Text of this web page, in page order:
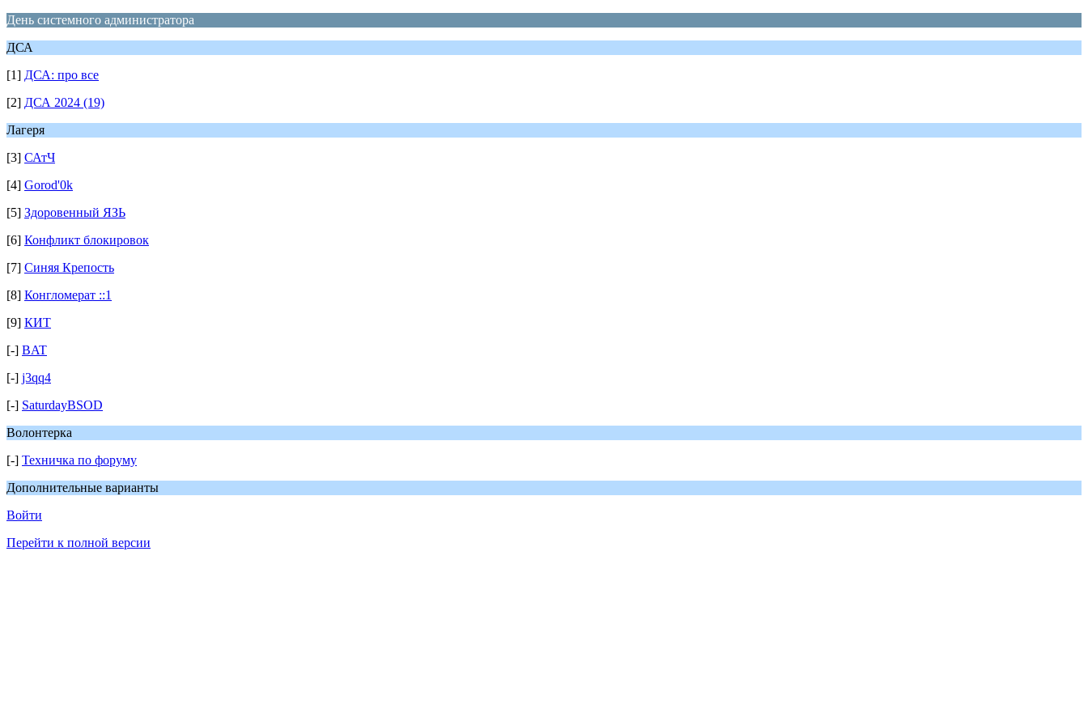
День системного администратора
ДСА
[1] ДСА: про все
[2] ДСА 2024 (19)
Лагеря
[3] САтЧ
[4] Gorod'0k
[5] Здоровенный ЯЗЬ
[6] Конфликт блокировок
[7] Синяя Крепость
[8] Конгломерат ::1
[9] КИТ
[-] BAT
[-] j3qq4
[-] SaturdayBSOD
Волонтерка
[-] Техничка по форуму
Дополнительные варианты
Войти
Перейти к полной версии